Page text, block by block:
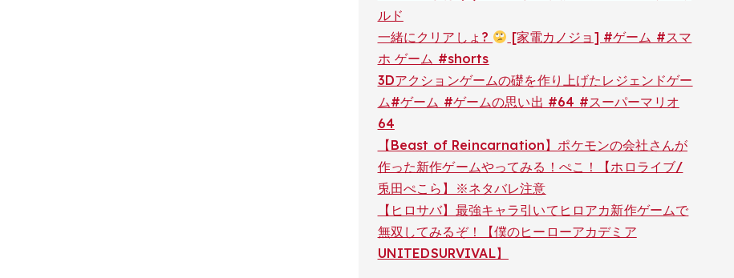
ルド
一緒にクリアしょ?
[家電カノジョ] #ゲーム #スマ
ホ ゲーム #shorts
3Dアクションゲームの礎を作り上げたレジェンドゲー
ム#ゲーム #ゲームの思い出 #64 #スーパーマリオ
64
【Beast of Reincarnation】ポケモンの会社さんが
作った新作ゲームやってみる！ぺこ！【ホロライブ/
兎田ぺこら】※ネタバレ注意
【ヒロサバ】最強キャラ引いてヒロアカ新作ゲームで
無双してみるぞ！【僕のヒーローアカデミア
UNITEDSURVIVAL】